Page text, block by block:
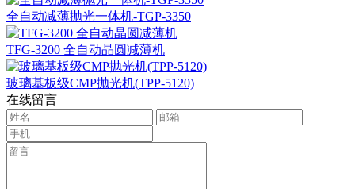
全自动减薄抛光一体机-TGP-3350
TFG-3200 全自动晶圆减薄机
玻璃基板级CMP抛光机(TPP-5120)
在线留言